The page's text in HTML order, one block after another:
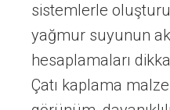
sistemlerle
yağmur suyunun
hesaplamaları
Çatı kaplama